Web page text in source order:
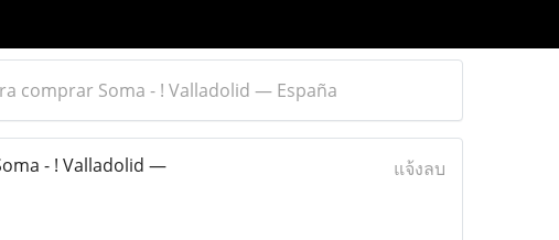
comprar Soma - ! Valladolid — España
- ! Valladolid —
แจ้งลบ